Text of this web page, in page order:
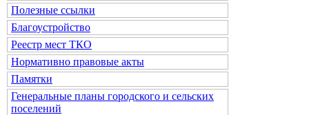
Полезные ссылки
Благоустройство
Реестр мест ТКО
Нормативно правовые акты
Памятки
Генеральные планы городского и сельских
поселений